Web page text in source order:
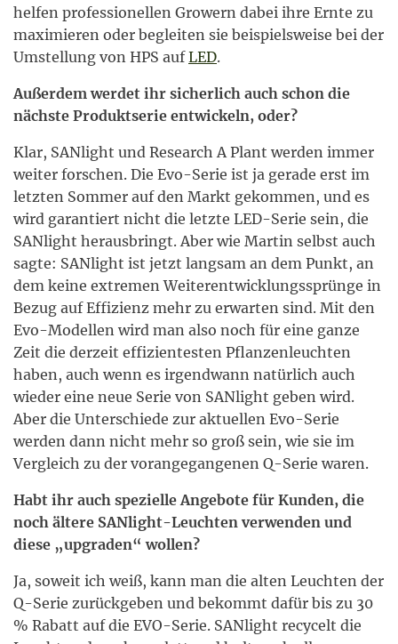
helfen professionellen Growern dabei ihre Ernte zu
maximieren oder begleiten sie beispielsweise bei der
Umstellung von HPS aufLED.
Außerdem werdet ihr sicherlich auch schon die
nächste Produktserie entwickeln, oder?
Klar, SANlight und Research A Plant werden immer
weiter forschen. Die Evo-Serie ist ja gerade erst im
letzten Sommer auf den Markt gekommen, und es
wird garantiert nicht die letzte LED-Serie sein, die
SANlight herausbringt. Aber wie Martin selbst auch
sagte: SANlight ist jetzt langsam an dem Punkt, an
dem keine extremen Weiterentwicklungssprünge in
Bezug auf Effizienz mehr zu erwarten sind. Mit den
Evo-Modellen wird man also noch für eine ganze
Zeit die derzeit effizientesten Pflanzenleuchten
haben, auch wenn es irgendwann natürlich auch
wieder eine neue Serie von SANlight geben wird.
Aber die Unterschiede zur aktuellen Evo-Serie
werden dann nicht mehr so groß sein, wie sie im
Vergleich zu der vorangegangenen Q-Serie waren.
Habt ihr auch spezielle Angebote für Kunden, die
noch ältere SANlight-Leuchten verwenden und
diese „upgraden“ wollen?
Ja, soweit ich weiß, kann man die alten Leuchten der
Q-Serie zurückgeben und bekommt dafür bis zu 30
% Rabatt auf die EVO-Serie. SANlight recycelt die